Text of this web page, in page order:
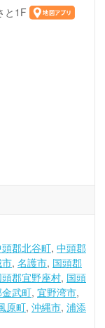
と1F
郡北谷町 中頭郡
名護市 国頭郡
頭郡宜野座村 国頭
武町 宜野湾市
原町 沖縄市 浦添